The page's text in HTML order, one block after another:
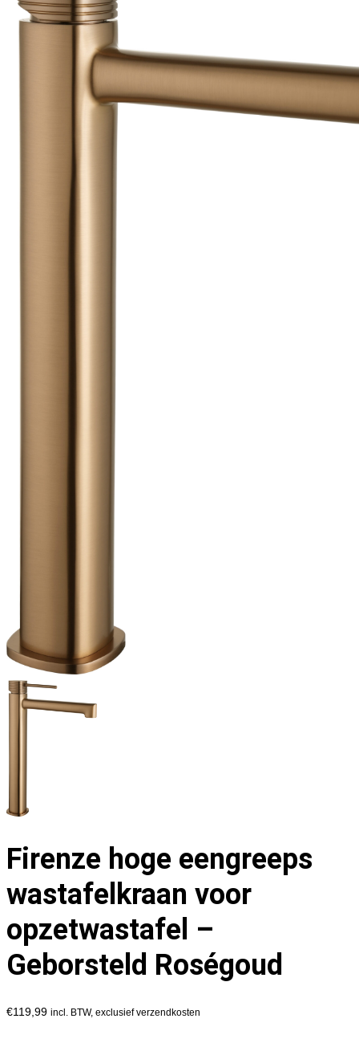
Firenze hoge eengreeps
wastafelkraan voor
opzetwastafel –
Geborsteld Roségoud
€119,99 incl. BTW, exclusief verzendkosten